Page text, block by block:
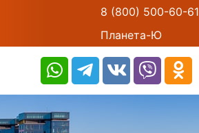
8 (800) 500-60-61
Планета-Ю